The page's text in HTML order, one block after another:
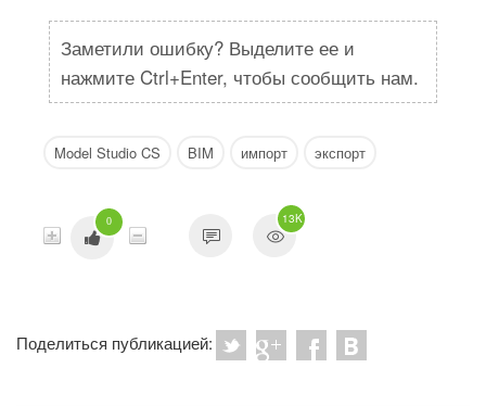
Заметили ошибку? Выделите ее и
нажмите Ctrl+Enter, чтобы сообщить нам.
Model Studio CS BIM импорт экспорт
0 13K
Поделиться публикацией: